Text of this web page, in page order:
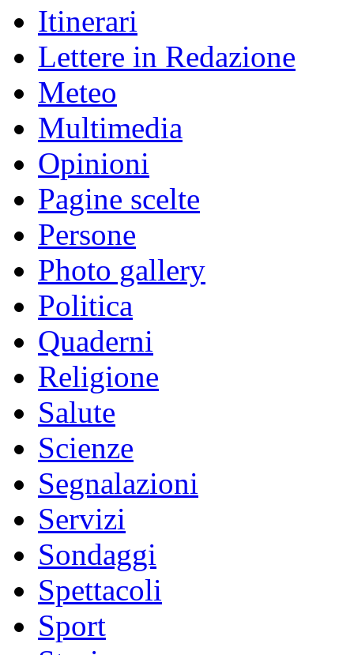
Itinerari
Lettere in Redazione
Meteo
Multimedia
Opinioni
Pagine scelte
Persone
Photo gallery
Politica
Quaderni
Religione
Salute
Scienze
Segnalazioni
Servizi
Sondaggi
Spettacoli
Sport